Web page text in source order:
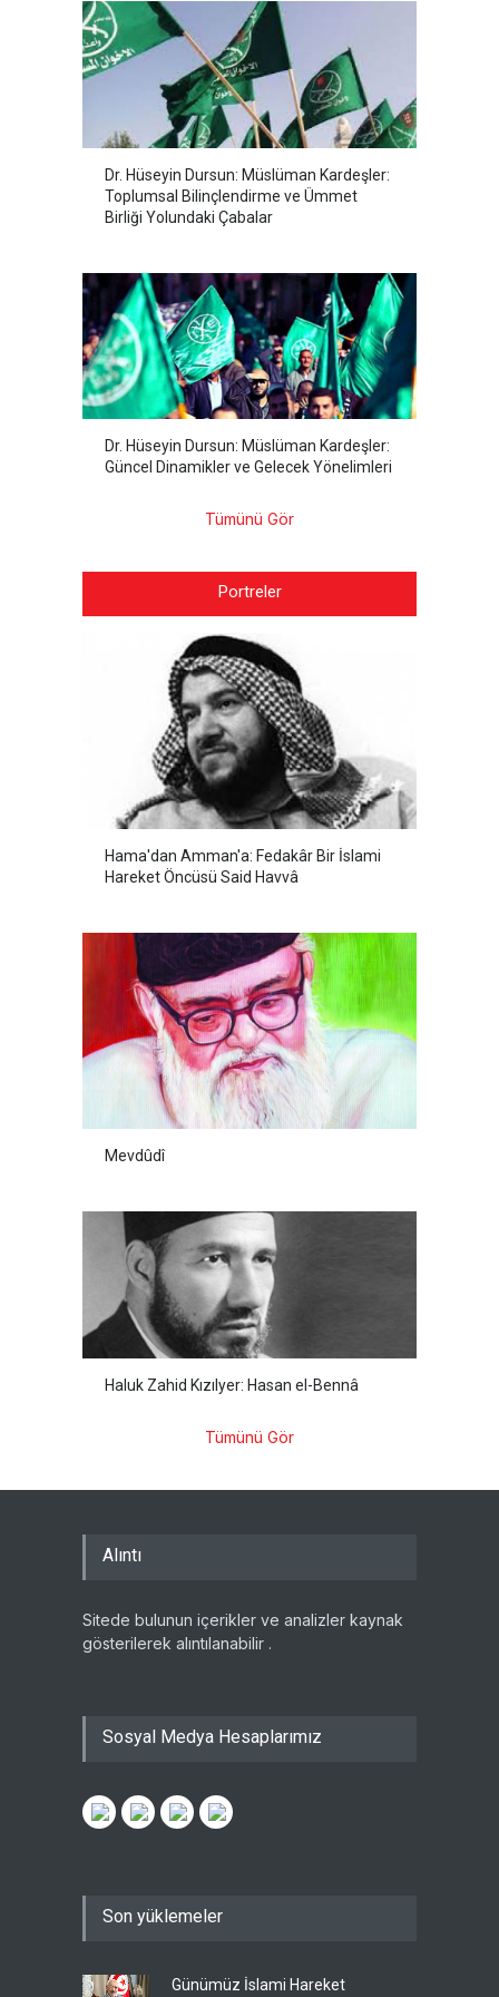
Dr. Hüseyin Dursun: Müslüman Kardeşler:
Toplumsal Bilinçlendirme ve Ümmet
Birliği Yolundaki Çabalar
Dr. Hüseyin Dursun: Müslüman Kardeşler:
Güncel Dinamikler ve Gelecek Yönelimleri
Tümünü Gör
Portreler
Hama'dan Amman'a: Fedakâr Bir İslami
Hareket Öncüsü Said Havvâ
Mevdûdî
Haluk Zahid Kızılyer: Hasan el-Bennâ
Tümünü Gör
Alıntı
Sitede bulunun içerikler ve analizler kaynak
gösterilerek alıntılanabilir .
Sosyal Medya Hesaplarımız
Son yüklemeler
Günümüz İslami Hareket